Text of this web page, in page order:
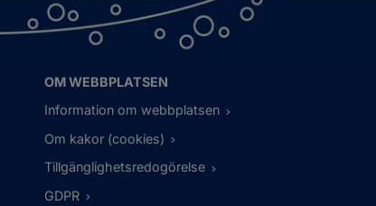
OM WEBBPLATSEN
Information om webbplatsen
Om kakor (cookies)
Tillgänglighetsredogörelse
GDPR